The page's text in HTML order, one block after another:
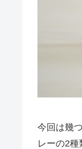
今回は幾
レーの2種